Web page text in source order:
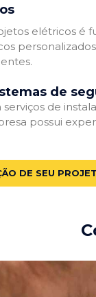
elétricos é
de
de
possui
DE SEU